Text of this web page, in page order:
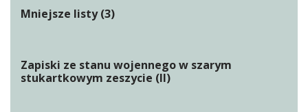
Mniejsze listy (3)
Zapiski ze stanu wojennego w szarym
stukartkowym zeszycie (II)